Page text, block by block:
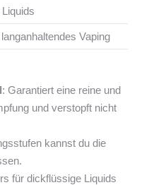
Vaping
: Garantiert eine reine und
und verstopft nicht
kannst du die
für dickflüssige Liquids